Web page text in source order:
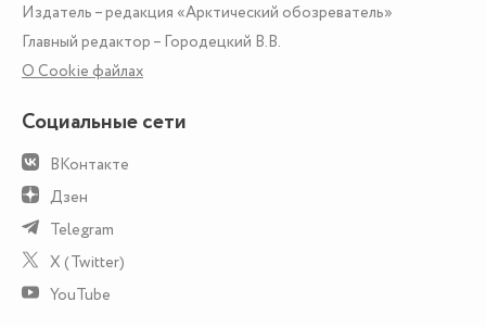
Издатель – редакция «Арктический обозреватель»
Главный редактор – Городецкий В.В.
О Сookie файлах
Социальные сети
ВКонтакте
Дзен
Telegram
X (Twitter)
YouTube